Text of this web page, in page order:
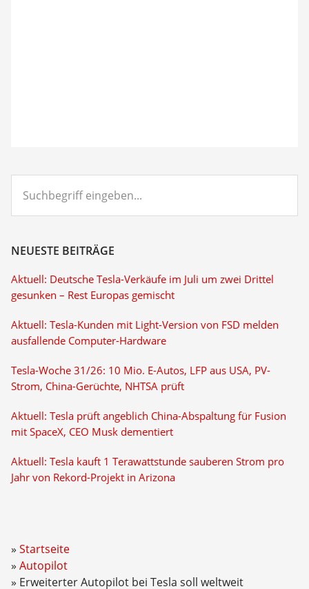
eingeben...
NEUESTE BEITRÄGE
Aktuell: Deutsche Tesla-Verkäufe im Juli um zwei Drittel
gesunken – Rest Europas gemischt
Aktuell: Tesla-Kunden mit Light-Version von FSD melden
ausfallende Computer-Hardware
Tesla-Woche 31/26: 10 Mio. E-Autos, LFP aus USA, PV-
Strom, China-Gerüchte, NHTSA prüft
Aktuell: Tesla prüft angeblich China-Abspaltung für Fusion
mit SpaceX, CEO Musk dementiert
Aktuell: Tesla kauft 1 Terawattstunde sauberen Strom pro
Jahr von Rekord-Projekt in Arizona
Startseite
Autopilot
Erweiterter Autopilot bei Tesla soll weltweit